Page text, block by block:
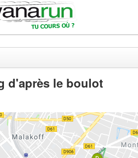
Tests
d'après le boulot